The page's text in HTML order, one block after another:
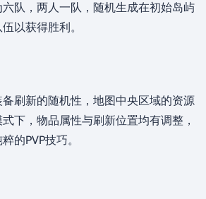
队，两人一队，随机生成在初始岛屿
以获得胜利。
刷新的随机性，地图中央区域的资源
下，物品属性与刷新位置均有调整，
的PVP技巧。